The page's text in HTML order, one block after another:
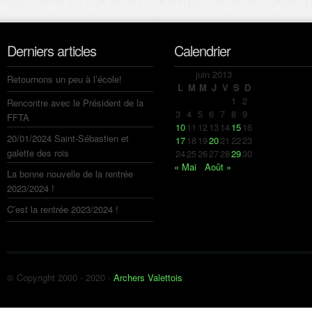
Derniers articles
Retournons un peu à l’école!
Rencontre avec le Président de la
FFTA
20/01/2024 Saint-Sébastien et
galette des rois
La bonne nouvelle de la rentrée
2023/2024 !
C’est la rentrée 2023/2024 !
Calendrier
juin 2013
L M M J V S D
1 2
3 4 5 6 7 8 9
10 11 12 13 1415 16
17 18 192021 2223
24252627282930
« Mai
Août »
© Copyright 2000 - 2020 - Archers Valettois